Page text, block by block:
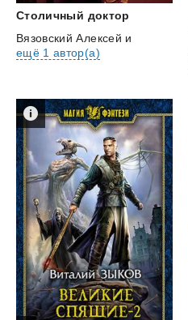
Столичный доктор
Вязовский Алексей и
ещё 1 автор(а)